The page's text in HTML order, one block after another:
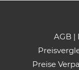
AGB |
Preise